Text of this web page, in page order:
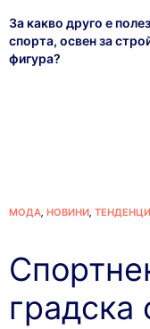
За какво друго е
спорта, освен за
фигура?
МОДА, НОВИНИ,
градска